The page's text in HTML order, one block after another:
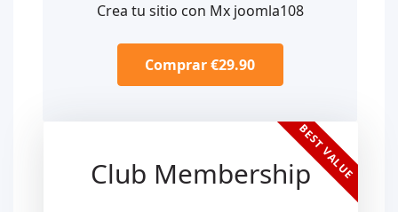
Crea tu sitio con Mx joomla108
Comprar €29.90
Club MembershipBEST VALUE